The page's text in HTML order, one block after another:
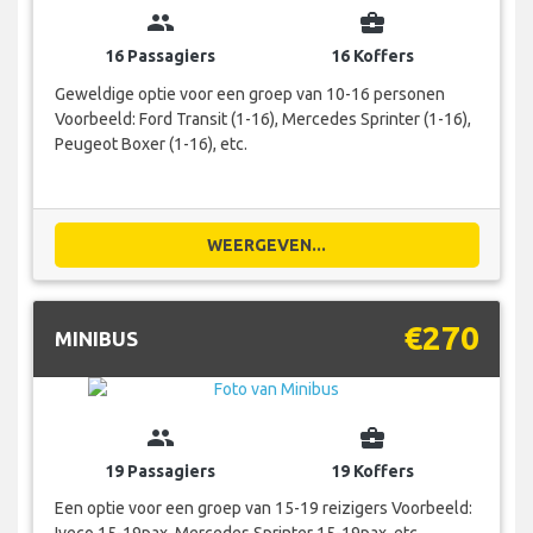
group
16 Passagiers
business_center
16 Koffers
Geweldige optie voor een groep van 10-16 personen
Voorbeeld: Ford Transit (1-16), Mercedes Sprinter (1-16),
Peugeot Boxer (1-16), etc.
WEERGEVEN...
MINIBUS €270
group
19 Passagiers
business_center
19 Koffers
Een optie voor een groep van 15-19 reizigers Voorbeeld: